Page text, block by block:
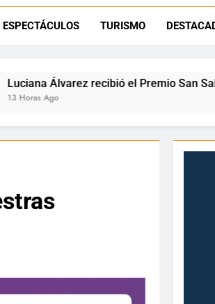
Zenteno destacó el crecimiento
ESPECTÁCULOS TURISMO
San Salvador: La Quiaca celebra